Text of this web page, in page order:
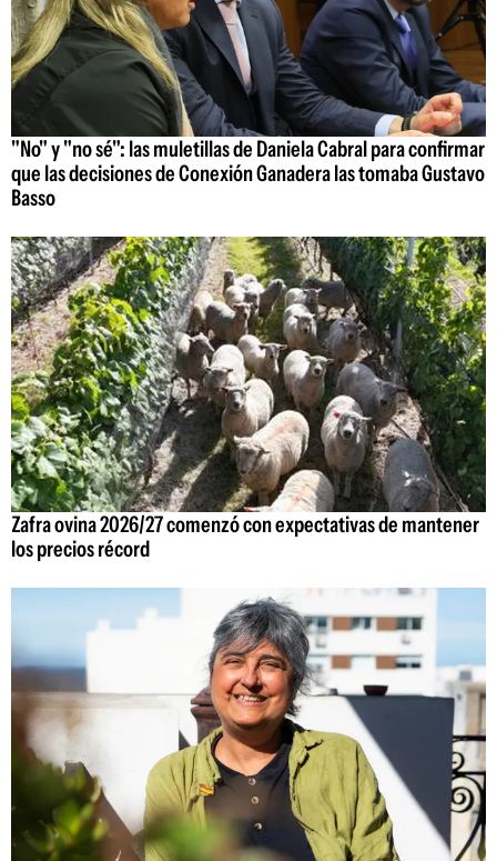
"No" y "no sé": las muletillas de Daniela Cabral para confirmar
que las decisiones de Conexión Ganadera las tomaba Gustavo
Basso
Zafra ovina 2026/27 comenzó con expectativas de mantener
los precios récord